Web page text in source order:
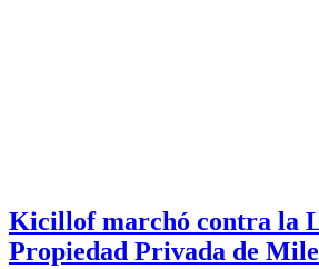
Kicillof marchó contra la
Propiedad Privada de